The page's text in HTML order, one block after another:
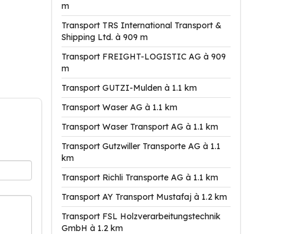
m
Transport TRS International Transport &
Shipping Ltd. à 909 m
Transport FREIGHT-LOGISTIC AG à 909
m
Transport GUTZI-Mulden à 1.1 km
Transport Waser AG à 1.1 km
Transport Waser Transport AG à 1.1 km
Transport Gutzwiller Transporte AG à 1.1
km
Transport Richli Transporte AG à 1.1 km
Transport AY Transport Mustafaj à 1.2 km
Transport FSL Holzverarbeitungstechnik
GmbH à 1.2 km